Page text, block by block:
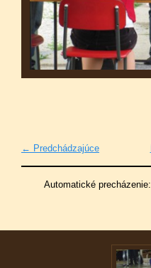
← Predchádzajúce
Automatické precházenie: